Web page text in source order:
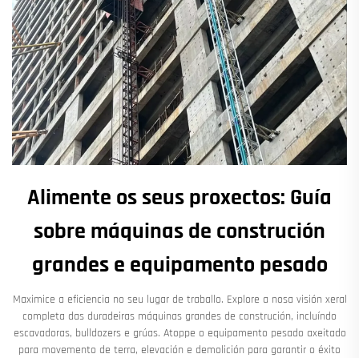
Alimente os seus proxectos: Guía
sobre máquinas de construción
grandes e equipamento pesado
Maximice a eficiencia no seu lugar de traballo. Explore a nosa visión xeral
completa das duradeiras máquinas grandes de construción, incluíndo
escavadoras, bulldozers e grúas. Atoppe o equipamento pesado axeitado
para movemento de terra, elevación e demolición para garantir o éxito